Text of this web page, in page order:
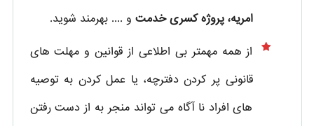
امریه، پروژه کسری خدمت و .... بهرمند شوید.
از همه مهمتر بی اطلاعی از قوانین و مهلت های
قانونی پر کردن دفترچه، یا عمل کردن به توصیه
های افراد نا آگاه می تواند منجر به از دست رفتن